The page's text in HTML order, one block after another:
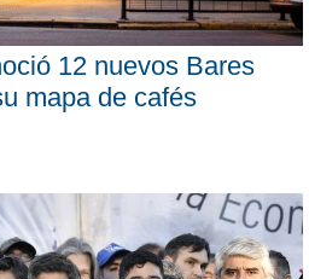
12 nuevos Bares
mapa de cafés